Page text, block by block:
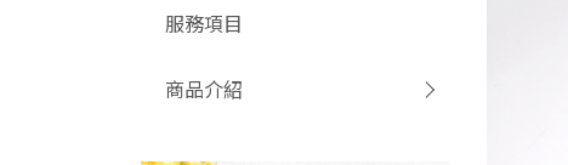
服務項目
商品介紹